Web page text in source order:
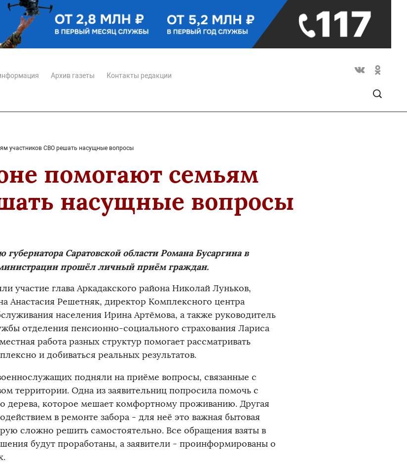
Архив газеты Контакты редакции
участников СВО решать насущные вопросы
помогают семьям
насущные вопросы
Саратовской области Романа Бусаргина в
прошёл личный приём граждан.
участие глава Аркадакского района Николай Луньков,
Анастасия Решетняк, директор Комплексного центра
населения Ирина Артёмова, а также руководитель
отделения пенсионно-социального страхования Лариса
работа разных структур помогает рассматривать
и добиваться реальных результатов.
подняли на приёме вопросы, связанные с
территории. Одна из заявительниц попросила помочь с
дерева, которое мешает комфортному проживанию. Другая
в ремонте забора - для неё это важная бытовая
сложно решить самостоятельно. Все обращения взяты в
будут проработаны, а заявители - проинформированы о